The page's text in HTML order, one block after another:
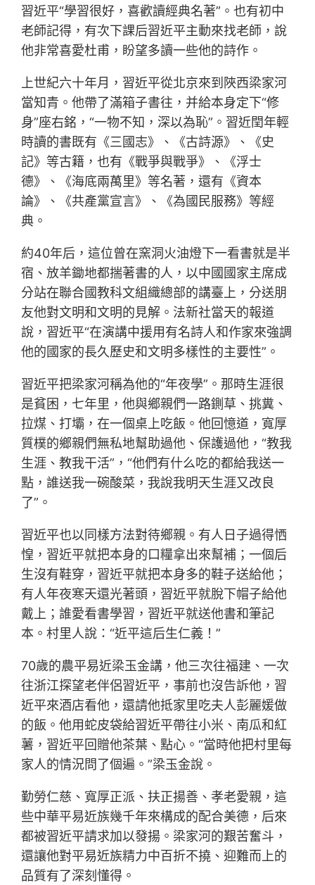
習近平“學習很好，喜歡讀經典名著”。也有初中
老師記得，有次下課后習近平主動來找老師，說
他非常喜愛杜甫，盼望多讀一些他的詩作。
上世紀六十年月，習近平從北京來到陜西梁家河
當知青。他帶了滿箱子書往，并給本身定下“修
身”座右銘，“一物不知，深以為恥”。習近閏年輕
時讀的書既有《三國志》、《古詩源》、《史
記》等古籍，也有《戰爭與戰爭》、《浮士
德》、《海底兩萬里》等名著，還有《資本
論》、《共產黨宣言》、《為國民服務》等經
典。
約40年后，這位曾在窯洞火油燈下一看書就是半
宿、放羊鋤地都揣著書的人，以中國國家主席成
分站在聯合國教科文組織總部的講臺上，分送朋
友他對文明和文明的見解。法新社當天的報道
說，習近平“在演講中援用有名詩人和作家來強調
他的國家的長久歷史和文明多樣性的主要性”。
習近平把梁家河稱為他的“年夜學”。那時生涯很
是貧困，七年里，他與鄉親們一路鍘草、挑糞、
拉煤、打壩，在一個桌上吃飯。他回憶道，寬厚
質樸的鄉親們無私地幫助過他、保護過他，“教我
生涯、教我干活”，“他們有什么吃的都給我送一
點，誰送我一碗酸菜，我說我明天生涯又改良
了”。
習近平也以同樣方法對待鄉親。有人日子過得恓
惶，習近平就把本身的口糧拿出來幫補；一個后
生沒有鞋穿，習近平就把本身多的鞋子送給他；
有人年夜寒天還光著頭，習近平就脫下帽子給他
戴上；誰愛看書學習，習近平就送他書和筆記
本。村里人說：“近平這后生仁義！”
70歲的農平易近梁玉金講，他三次往福建、一次
往浙江探望老伴侶習近平，事前也沒告訴他，習
近平來酒店看他，還請他抵家里吃夫人彭麗媛做
的飯。他用蛇皮袋給習近平帶往小米、南瓜和紅
薯，習近平回贈他茶葉、點心。“當時他把村里每
家人的情況問了個遍。”梁玉金說。
勤勞仁慈、寬厚正派、扶正揚善、孝老愛親，這
些中華平易近族幾千年來構成的配合美德，后來
都被習近平請求加以發揚。梁家河的艱苦奮斗，
還讓他對平易近族精力中百折不撓、迎難而上的
品質有了深刻懂得。